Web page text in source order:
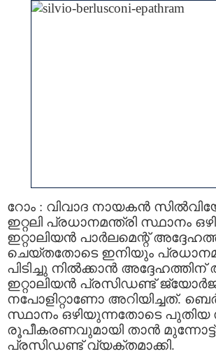
റോം : വിവാദ നായകന്‍
ഇറ്റലി പ്രധാനമന്ത്രി സ്ഥാനം
ഇറ്റാലിയന്‍ പാര്‍ലമെന്റ്
ചെയ്തതോടെ ഇനിയും
പിടിച്ചു നില്‍ക്കാന്‍
ഇറ്റാലിയന്‍ പ്രസിഡണ്ട്
നപോളിറ്റാണോ അറിയിച്ചത്‌.
സ്ഥാനം ഒഴിയുന്നതോടെ പുതിയ
രൂപീകരണവുമായി താന്‍
പ്രസിഡണ്ട് വ്യക്തമാക്കി.